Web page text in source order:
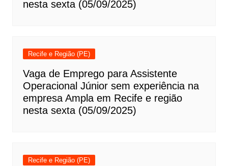
nesta sexta (05/09/2025)
Recife e Região (PE)
Vaga de Emprego para Assistente
Operacional Júnior sem experiência na
empresa Ampla em Recife e região
nesta sexta (05/09/2025)
Recife e Região (PE)